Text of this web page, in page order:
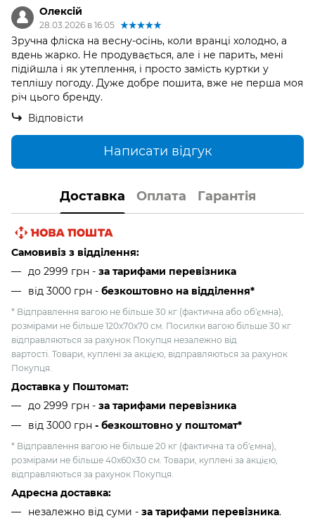
Олексій
28.03.2026 в 16:05
Зручна фліска на весну-осінь, коли вранці холодно, а
вдень жарко. Не продувається, але і не парить, мені
підійшла і як утеплення, і просто замість куртки у
теплішу погоду. Дуже добре пошита, вже не перша моя
річ цього бренду.
Відповісти
Написати відгук
Доставка Оплата Гарантія
Самовивіз з відділення:
до 2999 грн - за тарифами перевізника
від 3000 грн - безкоштовно на відділення*
* Відправлення вагою не більше 30 кг (фактична або об'ємна),
розмірами не більше 120х70х70 см. Посилки вагою більше 30 кг
відправляються за рахунок Покупця незалежно від
вартості. Товари, куплені за акцією, відправляються за рахунок
Покупця.
Доставка у Поштомат:
до 2999 грн - за тарифами перевізника
від 3000 грн - безкоштовно у поштомат*
* Відправлення вагою не більше 20 кг (фактична та об'ємна),
розмірами не більше 40х60х30 см. Товари, куплені за акцією,
відправляються за рахунок Покупця.
Адресна доставка:
незалежно від суми - за тарифами перевізника.